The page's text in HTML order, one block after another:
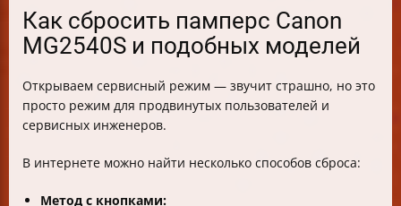
Как сбросить памперс Canon
MG2540S и подобных моделей
Открываем сервисный режим — звучит страшно, но это
просто режим для продвинутых пользователей и
сервисных инженеров.
В интернете можно найти несколько способов сброса:
Метод с кнопками: